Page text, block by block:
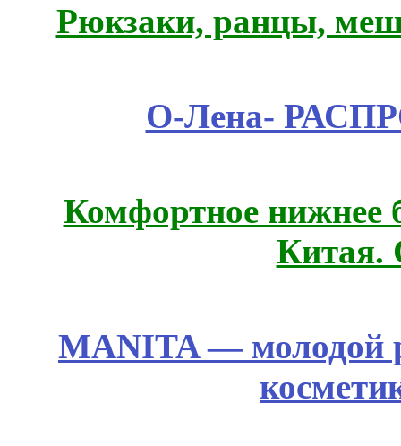
Рюкзаки, ранцы,
О-Лена-
Комфортное нижнее
Китая.
MANITA — молодой